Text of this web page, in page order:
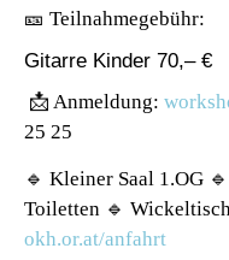
🎫 Teilnahmegebühr:
Gitarre Kinder 70,– €
📩 Anmeldung:
25 25
🔹 Kleiner Saal 1.OG
Toiletten 🔹
okh.or.at/anfahrt